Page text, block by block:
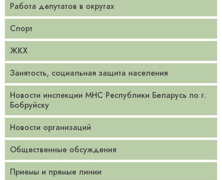
Работа депутатов в округах
Спорт
ЖКХ
Занятость, социальная защита населения
Новости инспекции МНС Республики Беларусь по г.
Бобруйску
Новости организаций
Общественные обсуждения
Приемы и прямые линии